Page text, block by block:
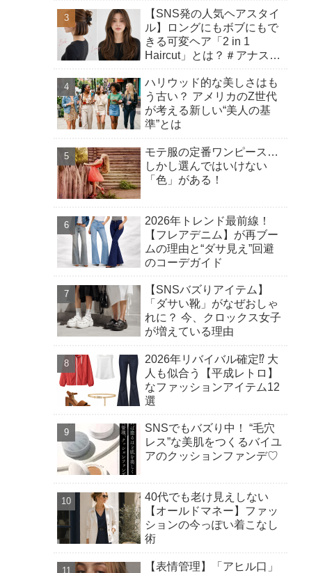
【SNS発の人気ヘアスタイ
ル】ロングにもボブにもで
きる可変ヘア「2 in 1
Haircut」とは？＃アナスタ
ハリウッド的な美しさはも
う古い？ アメリカのZ世代
が考える新しい“美人の基
準”とは
モテ服の定番ワンピース…
しかし選んではいけない
「色」がある！
2026年トレンド最前線！
【フレアデニム】が再ブー
ムの理由と“ダサ見え”回避
のコーデガイド
【SNSバズりアイテム】
「ダサい靴」がなぜおしゃ
れに？ 今、クロックス女子
が増えている理由
2026年リバイバル確定⁉︎ 大
人も似合う【平成レトロ】
なファッションアイテム12
選
SNSでもバズり中！ “毛穴
レス”な美肌をつくるバイユ
アのクッションファンデ♡
40代でも老け見えしない
【オールドマネー】ファッ
ションの今っぽい着こなし
術
【表情管理】「アヒル口」